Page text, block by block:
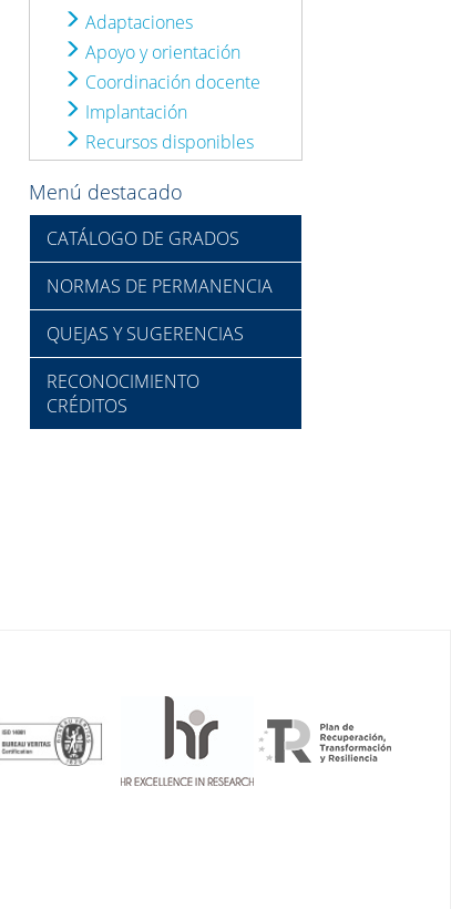
Adaptaciones
Apoyo y orientación
Coordinación docente
Implantación
Recursos disponibles
Menú destacado
CATÁLOGO DE GRADOS
NORMAS DE PERMANENCIA
QUEJAS Y SUGERENCIAS
RECONOCIMIENTO
CRÉDITOS